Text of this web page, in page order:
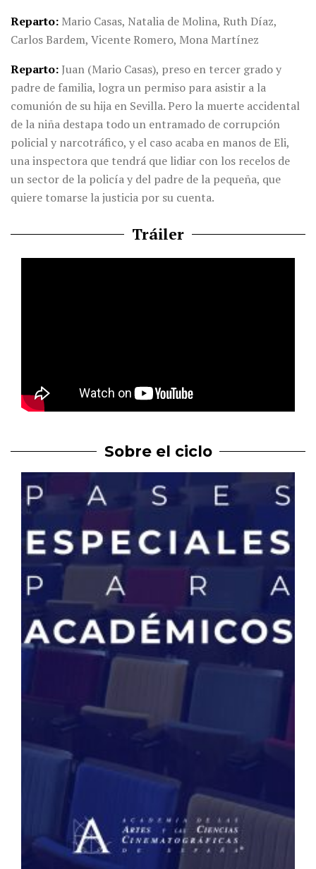
Reparto Mario Casas, Natalia de Molina, Ruth Díaz,
Carlos Bardem, Vicente Romero, Mona Martínez
Reparto Juan (Mario Casas), preso en tercer grado y
padre de familia, logra un permiso para asistir a la
comunión de su hija en Sevilla. Pero la muerte accidental
de la niña destapa todo un entramado de corrupción
policial y narcotráfico, y el caso acaba en manos de Eli,
una inspectora que tendrá que lidiar con los recelos de
un sector de la policía y del padre de la pequeña, que
quiere tomarse la justicia por su cuenta.
Tráiler
Sobre el ciclo